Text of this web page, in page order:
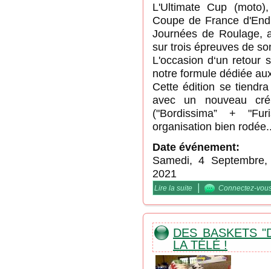
L'Ultimate Cup
Coupe de France
Journées de Roulage,
sur trois épreuves de
L'occasion d‘un retour
notre formule dédiée
Cette édition se
avec un nouveau
("Bordissima” +
organisation bien
Date événement:
Samedi, 4
2021
Lire la suite de Vitesse DCF / "la
Connectez-
DES BASKETS
LA TÉLÉ !